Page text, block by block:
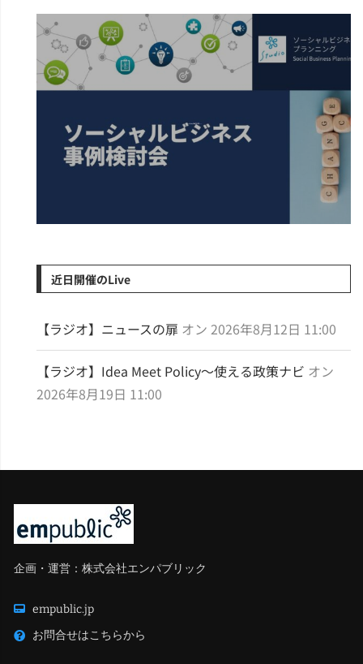
ソーシャルビジネ...
近日開催のLive
【ラジオ】ニュースの扉 オン 2026年8月12日 11:00
【ラジオ】Idea Meet Policy～使える政策ナビ オン
2026年8月19日 11:00
企画・運営：株式会社エンパブリック
empublic.jp
お問合せはこちらから